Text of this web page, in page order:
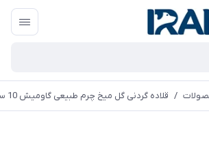
/ قلاده گردنی گل میخ چرم طبیعی گاومیش 10 سانتی بزرگ